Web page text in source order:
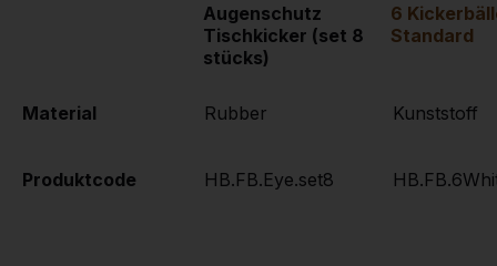
Augenschutz
Tischkicker (set 8
stücks)
6
Standard
Material
Produktcode
Rubber
HB.FB.Eye.set8
Kunststoff